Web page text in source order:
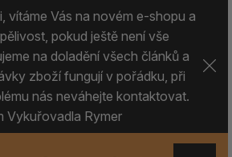
vítáme Vás na novém e-shopu a
pokud ještě není vše
na doladění všech článků a
zboží fungují v pořádku, při
nás neváhejte kontaktovat.
Vykuřovadla Rymer